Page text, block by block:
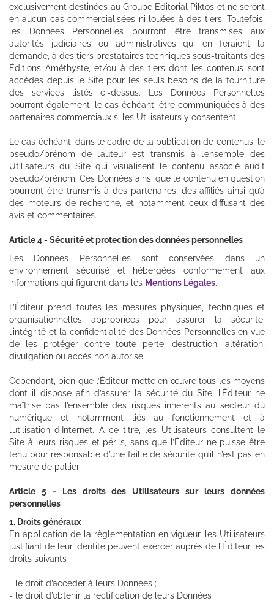
exclusivement destinées au Groupe Éditorial Piktos et ne seront
en aucun cas commercialisées ni louées à des tiers. Toutefois,
les Données Personnelles pourront être transmises aux
autorités judiciaires ou administratives qui en feraient la
demande, à des tiers prestataires techniques sous-traitants des
Éditions Améthyste, et/ou à des tiers dont les contenus sont
accédés depuis le Site pour les seuls besoins de la fourniture
des services listés ci-dessus. Les Données Personnelles
pourront également, le cas échéant, être communiquées à des
partenaires commerciaux si les Utilisateurs y consentent.
Le cas échéant, dans le cadre de la publication de contenus, le
pseudo/prénom de l’auteur est transmis à l’ensemble des
Utilisateurs du Site qui visualisent le contenu associé audit
pseudo/prénom. Ces Données ainsi que le contenu en question
pourront être transmis à des partenaires, des affiliés ainsi qu’à
des moteurs de recherche, et notamment ceux diffusant des
avis et commentaires.
Article 4 - Sécurité et protection des données personnelles
Les Données Personnelles sont conservées dans un
environnement sécurisé et hébergées conformément aux
informations qui figurent dans les Mentions Légales.
L’Éditeur prend toutes les mesures physiques, techniques et
organisationnelles appropriées pour assurer la sécurité,
l’intégrité et la confidentialité des Données Personnelles en vue
de les protéger contre toute perte, destruction, altération,
divulgation ou accès non autorisé.
Cependant, bien que l’Éditeur mette en œuvre tous les moyens
dont il dispose afin d’assurer la sécurité du Site, l’Éditeur ne
maîtrise pas l’ensemble des risques inhérents au secteur du
numérique et notamment liés au fonctionnement et à
l’utilisation d’Internet. A ce titre, les Utilisateurs consultent le
Site à leurs risques et périls, sans que l’Éditeur ne puisse être
tenu pour responsable d’une faille de sécurité qu’il n’est pas en
mesure de pallier.
Article 5 - Les droits des Utilisateurs sur leurs données
personnelles
1. Droits généraux
En application de la règlementation en vigueur, les Utilisateurs
justifiant de leur identité peuvent exercer auprès de l’Éditeur les
droits suivants :
- le droit d’accéder à leurs Données ;
- le droit d’obtenir la rectification de leurs Données ;